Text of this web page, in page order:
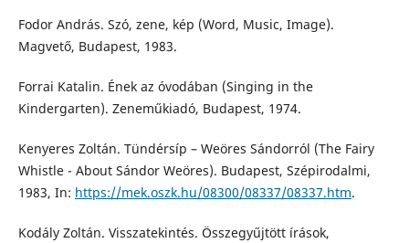
Fodor András. Szó, zene, kép (Word, Music, Image).
Magvető, Budapest, 1983.
Forrai Katalin. Ének az óvodában (Singing in the
Kindergarten). Zeneműkiadó, Budapest, 1974.
Kenyeres Zoltán. Tündérsíp – Weöres Sándorról (The Fairy
Whistle - About Sándor Weöres). Budapest, Szépirodalmi,
1983, In: https://mek.oszk.hu/08300/08337/08337.htm.
Kodály Zoltán. Visszatekintés. Összegyűjtött írások,